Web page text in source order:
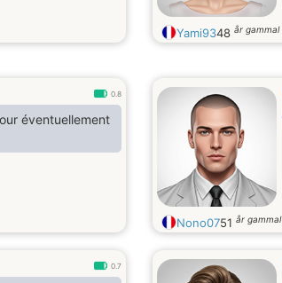
Yami9348 år gammal
0.8
éventuellement
Nono0751 år gammal
0.7